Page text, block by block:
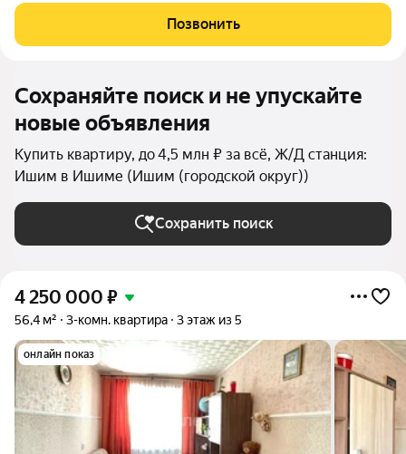
Позвонить
Сохраняйте поиск и не упускайте
новые объявления
Купить квартиру, до 4,5 млн ₽ за всё, Ж/Д станция:
Ишим в Ишиме (Ишим (городской округ))
Сохранить поиск
4 250 000 ₽
56,4 м² 3-комн. квартира 3 этаж из 5
онлайн показ